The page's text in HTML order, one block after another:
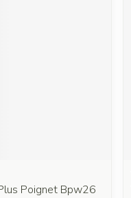
Poignet Bpw26